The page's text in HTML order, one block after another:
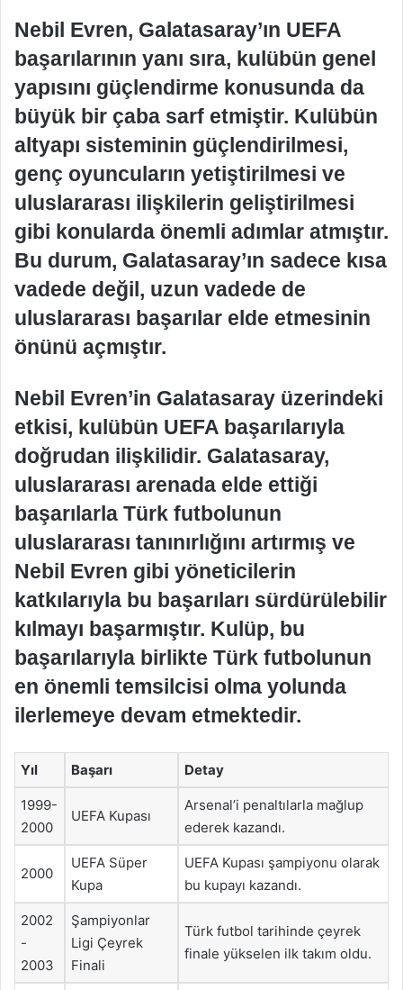
Nebil Evren, Galatasaray’ın UEFA
başarılarının yanı sıra, kulübün genel
yapısını güçlendirme konusunda da
büyük bir çaba sarf etmiştir. Kulübün
altyapı sisteminin güçlendirilmesi,
genç oyuncuların yetiştirilmesi ve
uluslararası ilişkilerin geliştirilmesi
gibi konularda önemli adımlar atmıştır.
Bu durum, Galatasaray’ın sadece kısa
vadede değil, uzun vadede de
uluslararası başarılar elde etmesinin
önünü açmıştır.
Nebil Evren’in Galatasaray üzerindeki
etkisi, kulübün UEFA başarılarıyla
doğrudan ilişkilidir. Galatasaray,
uluslararası arenada elde ettiği
başarılarla Türk futbolunun
uluslararası tanınırlığını artırmış ve
Nebil Evren gibi yöneticilerin
katkılarıyla bu başarıları sürdürülebilir
kılmayı başarmıştır. Kulüp, bu
başarılarıyla birlikte Türk futbolunun
en önemli temsilcisi olma yolunda
ilerlemeye devam etmektedir.
Yıl Başarı Detay
1999-
2000
UEFA Kupası
Arsenal’i penaltılarla mağlup
ederek kazandı.
2000
UEFA Süper
Kupa
UEFA Kupası şampiyonu olarak
bu kupayı kazandı.
2002
-
2003
Şampiyonlar
Ligi Çeyrek
Finali
Türk futbol tarihinde çeyrek
finale yükselen ilk takım oldu.